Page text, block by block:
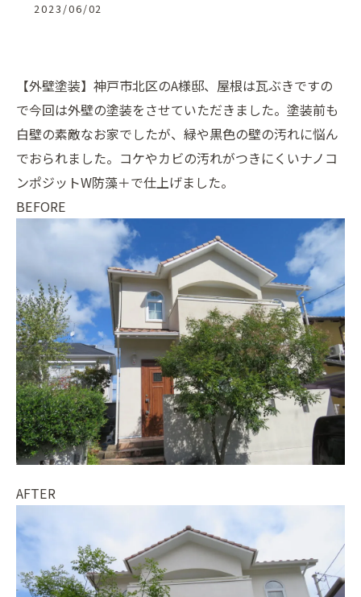
2023/06/02
【外壁塗装】神戸市北区のA様邸、屋根は瓦ぶきですの
で今回は外壁の塗装をさせていただきました。塗装前も
白壁の素敵なお家でしたが、緑や黒色の壁の汚れに悩ん
でおられました。コケやカビの汚れがつきにくいナノコ
ンポジットW防藻＋で仕上げました。
BEFORE
AFTER